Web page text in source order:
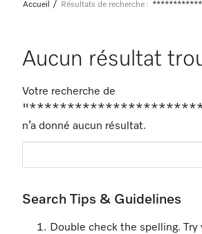
Accueil Résultats de recherche :
Aucun résultat
Votre recherche de
n’a donné aucun résultat.
Search Tips & Guidelines
Double check the spelling.